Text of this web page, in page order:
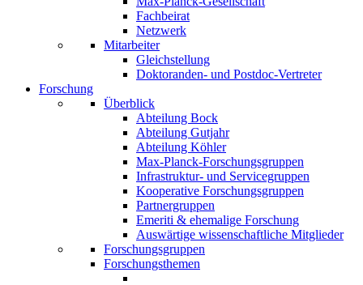
Fachbeirat
Netzwerk
Mitarbeiter
Gleichstellung
Doktoranden- und Postdoc-Vertreter
Forschung
Überblick
Abteilung Bock
Abteilung Gutjahr
Abteilung Köhler
Max-Planck-Forschungsgruppen
Infrastruktur- und Servicegruppen
Kooperative Forschungsgruppen
Partnergruppen
Emeriti & ehemalige Forschung
Auswärtige wissenschaftliche Mitglieder
Forschungsgruppen
Forschungsthemen